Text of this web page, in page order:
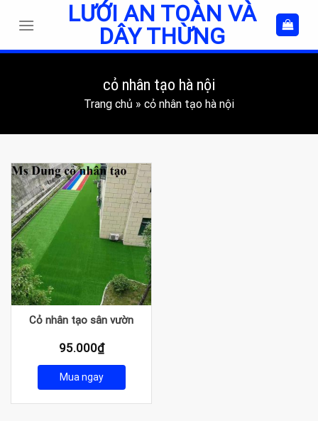
LƯỚI AN TOÀN VÀ
DÂY THỪNG
cỏ nhân tạo hà nội
Trang chủ » cỏ nhân tạo hà nội
Cỏ nhân tạo sân vườn
95.000₫
Mua ngay